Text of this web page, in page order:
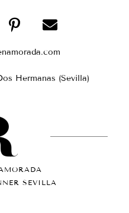
Hermanas (Sevilla)
SEVILLA